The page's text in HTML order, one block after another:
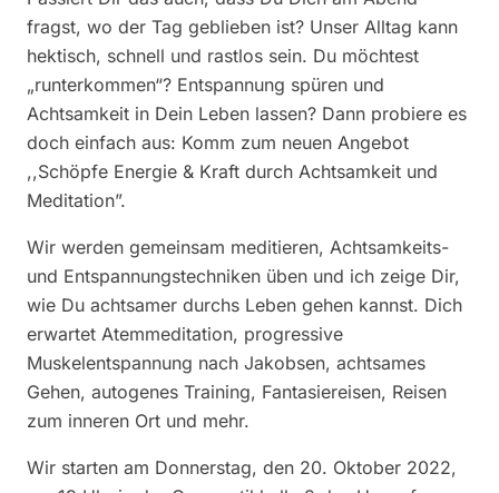
fragst, wo der Tag geblieben ist? Unser Alltag kann
hektisch, schnell und rastlos sein. Du möchtest
„runterkommen“? Entspannung spüren und
Achtsamkeit in Dein Leben lassen? Dann probiere es
doch einfach aus: Komm zum neuen Angebot
,,Schöpfe Energie & Kraft durch Achtsamkeit und
Meditation”.
Wir werden gemeinsam meditieren, Achtsamkeits-
und Entspannungstechniken üben und ich zeige Dir,
wie Du achtsamer durchs Leben gehen kannst. Dich
erwartet Atemmeditation, progressive
Muskelentspannung nach Jakobsen, achtsames
Gehen, autogenes Training, Fantasiereisen, Reisen
zum inneren Ort und mehr.
Wir starten am Donnerstag, den 20. Oktober 2022,